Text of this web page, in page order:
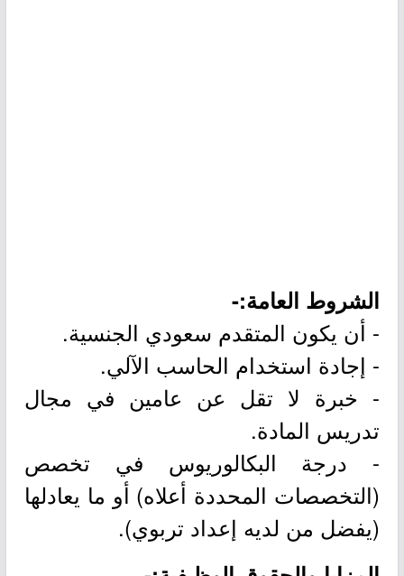
الشروط العامة:-
- أن يكون المتقدم سعودي الجنسية.
- إجادة استخدام الحاسب الآلي.
- خبرة لا تقل عن عامين في مجال
تدريس المادة.
- درجة البكالوريوس في تخصص
(التخصصات المحددة أعلاه) أو ما يعادلها
(يفضل من لديه إعداد تربوي).